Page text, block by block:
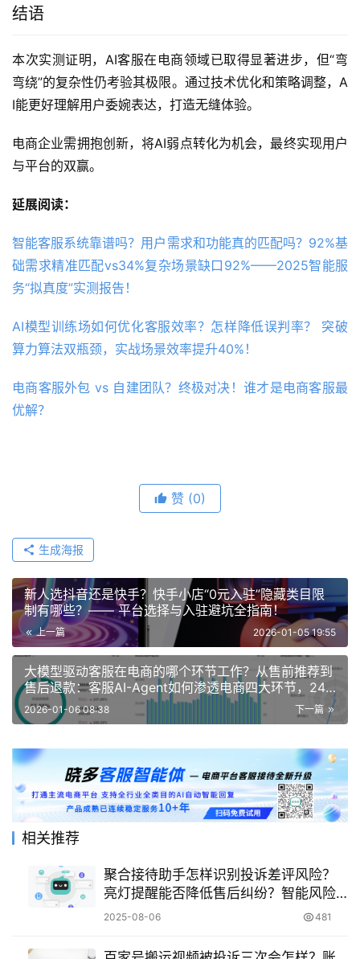
结语
本次实测证明，AI客服在电商领域已取得显著进步，但“弯
弯绕”的复杂性仍考验其极限。通过技术优化和策略调整，A
I能更好理解用户委婉表达，打造无缝体验。
电商企业需拥抱创新，将AI弱点转化为机会，最终实现用户
与平台的双赢。
延展阅读：
智能客服系统靠谱吗？用户需求和功能真的匹配吗？92%基
础需求精准匹配vs34%复杂场景缺口92%——2025智能服
务“拟真度”实测报告！
AI模型训练场如何优化客服效率？怎样降低误判率？ 突破
算力算法双瓶颈，实战场景效率提升40%！
电商客服外包 vs 自建团队？终极对决！谁才是电商客服最
优解？
赞 (0)
生成海报
新人选抖音还是快手？快手小店“0元入驻”隐藏类目限
制有哪些？—— 平台选择与入驻避坑全指南！
上一篇 2026-01-05 19:55
大模型驱动客服在电商的哪个环节工作？从售前推荐到
售后退款：客服AI-Agent如何渗透电商四大环节，24
小时驱动增长
下一篇
2026-01-06 08:38
相关推荐
聚合接待助手怎样识别投诉差评风险？
亮灯提醒能否降低售后纠纷？智能风险
识别＋三色亮灯机制，打造98%精准防
2025-08-06 481